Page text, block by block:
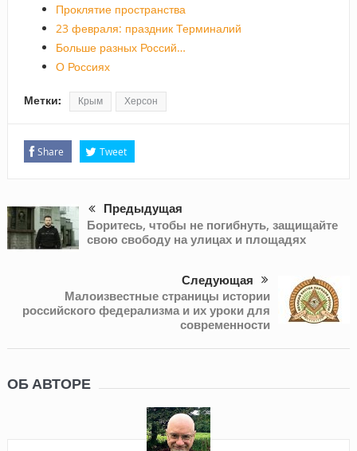
Проклятие пространства
23 февраля: праздник Терминалий
Больше разных Россий…
О Россиях
Метки: Крым Херсон
Share Tweet
Предыдущая
Боритесь, чтобы не погибнуть, защищайте
свою свободу на улицах и площадях
Следующая
Малоизвестные страницы истории
российского федерализма и их уроки для
современности
ОБ АВТОРЕ